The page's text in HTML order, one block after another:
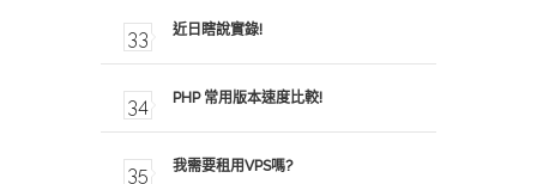
近日瞎說實錄!
PHP 常用版本速度比較!
我需要租用VPS嗎?